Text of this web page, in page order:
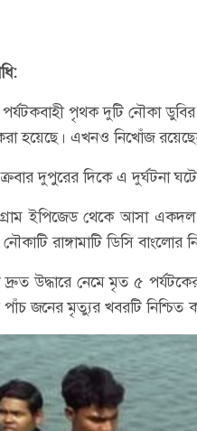
পর্যটকবাহী পৃথক দুটি নৌকা
হয়েছে। এখনও নিখোঁজ
দুপুরের দিকে এ দুর্ঘটনা
ইপিজেড থেকে আসা
রাঙ্গামাটি ডিসি
দ্রুত উদ্ধারে নেমে মৃত ৫
জনের মৃত্যুর খবরটি নিশ্চিত